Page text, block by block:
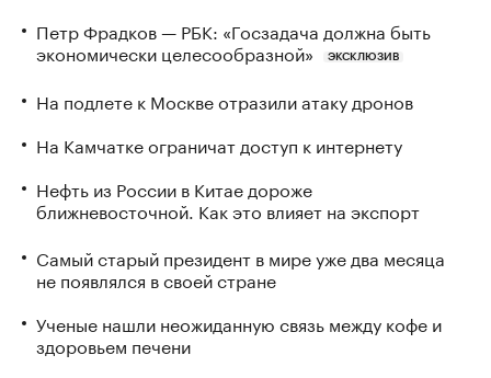
Петр Фрадков — РБК: «Госзадача должна быть
экономически целесообразной»
ЭКСКЛЮЗИВ
На подлете к Москве отразили атаку дронов
На Камчатке ограничат доступ к интернету
Нефть из России в Китае дороже
ближневосточной. Как это влияет на экспорт
Самый старый президент в мире уже два месяца
не появлялся в своей стране
Ученые нашли неожиданную связь между кофе и
здоровьем печени